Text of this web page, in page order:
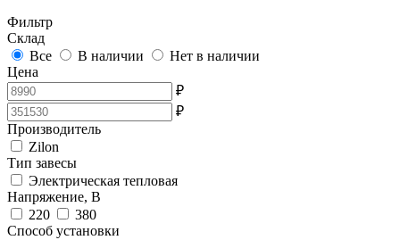
Фильтр
Склад
Все
В наличии
Нет в наличии
Цена
₽
₽
Производитель
Zilon
Тип завесы
Электрическая тепловая
Напряжение, В
220
380
Способ установки